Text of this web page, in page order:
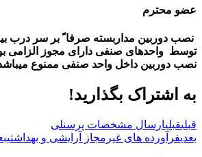
عضو محترم
نصب دوربین مداربسته صرفا ً بر سر درب
توسط واحدهای صنفی دارای مجوز الزامی
نصب دوربین داخل واحد صنفی ممنوع
به اشتراک بگذارید!
قبلیقبلیارسال مشخصات پرسنلی
بعدیفرآورده های غیرمجاز آرایشی و بهداشتی